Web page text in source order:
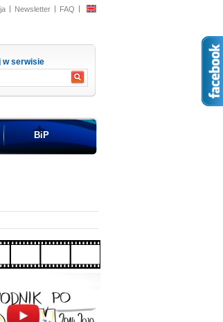
Newsletter FAQ
w serwisie
BiP